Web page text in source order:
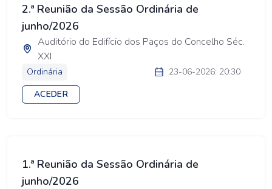
2.ª Reunião da Sessão Ordinária de
junho/2026
Auditório do Edifício dos Paços do Concelho Séc.
XXI
Ordinária
23-06-2026: 20:30
ACEDER
1.ª Reunião da Sessão Ordinária de
junho/2026